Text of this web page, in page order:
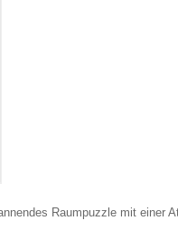
Raumpuzzle mit einer